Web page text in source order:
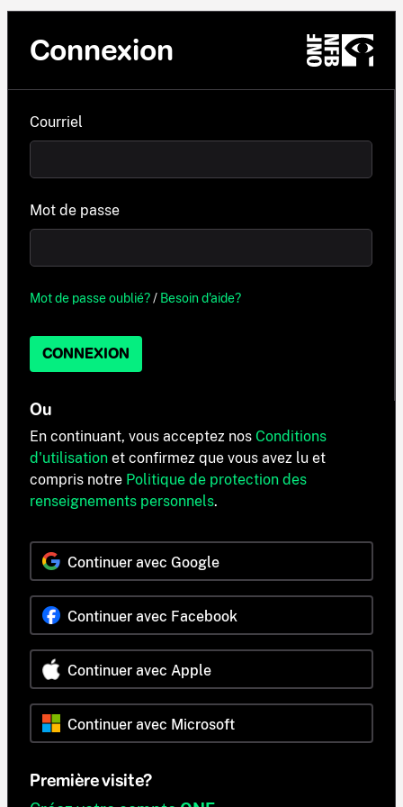
Connexion
Courriel
Mot de passe
Mot de passe oublié?/ Besoin d'aide?
CONNEXION
Ou
En continuant, vous acceptez nos Conditions
d'utilisation et confirmez que vous avez lu et
compris notre Politique de protection des
renseignements personnels.
Continuer avec Google
Continuer avec Facebook
Continuer avec Apple
Continuer avec Microsoft
Première visite?